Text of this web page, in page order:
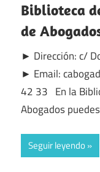
Biblioteca
de
► Dirección: c/
► Email:
42 33 En la
Abogados puedes
Seguir leyendo